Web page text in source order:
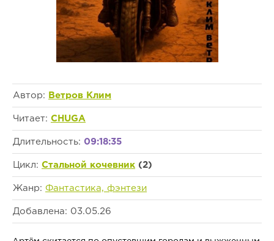
Автор: Ветров Клим
Читает: CHUGA
Длительность: 09:18:35
Цикл: Стальной кочевник (2)
Жанр: Фантастика, фэнтези
Добавлена: 03.05.26